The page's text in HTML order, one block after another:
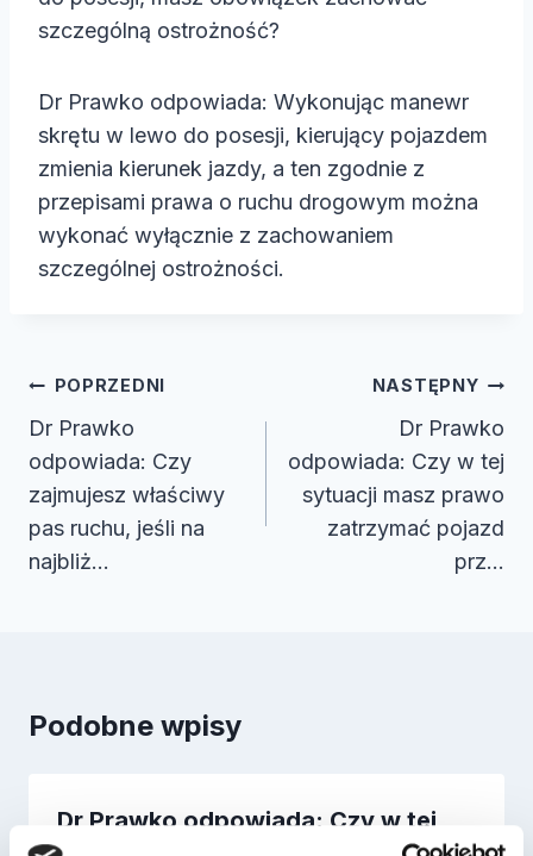
z
v
d
e
o
szczególną ostrożność?
Dr Prawko odpowiada: Wykonując manewr
skrętu w lewo do posesji, kierujący pojazdem
zmienia kierunek jazdy, a ten zgodnie z
przepisami prawa o ruchu drogowym można
wykonać wyłącznie z zachowaniem
szczególnej ostrożności.
Nawigacja
wpisu
POPRZEDNI
Dr Prawko
odpowiada: Czy
zajmujesz właściwy
pas ruchu, jeśli na
najbliż…
NASTĘPNY
Dr Prawko
odpowiada: Czy w tej
sytuacji masz prawo
zatrzymać pojazd
prz…
Podobne wpisy
Dr Prawko odpowiada: Czy w tej